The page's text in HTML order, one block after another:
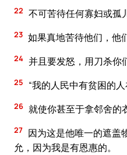
22 不可苦待任何寡妇或孤
23 如果真地苦待他们，他
24 并且要发怒，用刀杀你
25 “我的人民中有贫困的
26 就使你甚至于拿邻舍的
27 因为这是他唯一的遮盖
允，因为我是有恩惠的。